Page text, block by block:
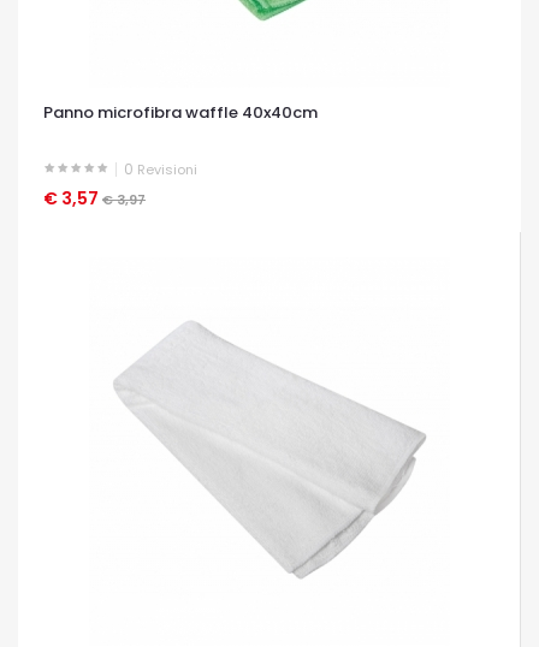
Panno microfibra waffle 40x40cm
0 Revisioni
€ 3,57 € 3,97
OCCHIATA VELOCE